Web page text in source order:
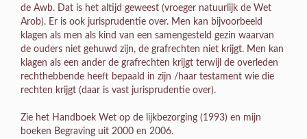
de Awb. Dat is het altijd geweest (vroeger natuurlijk de Wet
Arob). Er is ook jurisprudentie over. Men kan bijvoorbeeld
klagen als men als kind van een samengesteld gezin waarvan
de ouders niet gehuwd zijn, de grafrechten niet krijgt. Men kan
klagen als een ander de grafrechten krijgt terwijl de overleden
rechthebbende heeft bepaald in zijn /haar testament wie die
rechten krijgt (daar is vast jurisprudentie over).
Zie het Handboek Wet op de lijkbezorging (1993) en mijn
boeken Begraving uit 2000 en 2006.